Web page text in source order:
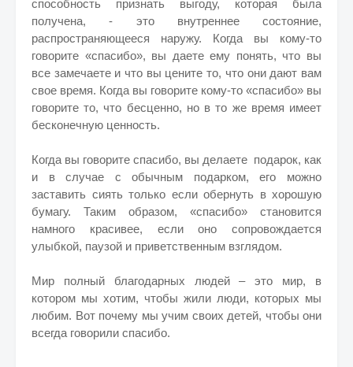
способность признать выгоду, которая была
получена, - это внутреннее состояние,
распространяющееся наружу. Когда вы кому-то
говорите «спасибо», вы даете ему понять, что вы
все замечаете и что вы цените то, что они дают вам
свое время. Когда вы говорите кому-то «спасибо» вы
говорите то, что бесценно, но в то же время имеет
бесконечную ценность.
Когда вы говорите спасибо, вы делаете подарок, как
и в случае с обычным подарком, его можно
заставить сиять только если обернуть в хорошую
бумагу. Таким образом, «спасибо» становится
намного красивее, если оно сопровождается
улыбкой, паузой и приветственным взглядом.
Мир полный благодарных людей – это мир, в
котором мы хотим, чтобы жили люди, которых мы
любим. Вот почему мы учим своих детей, чтобы они
всегда говорили спасибо.